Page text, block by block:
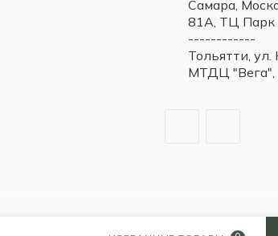
Самара,
81А, ТЦ Парк
------------
Тольятти,
МТДЦ "Вега",